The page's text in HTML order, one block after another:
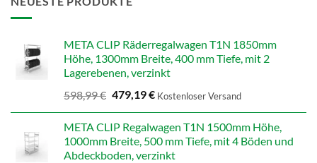
META CLIP Räderregalwagen T1N 1850mm
Höhe, 1300mm Breite, 400 mm Tiefe, mit 2
Lagerebenen, verzinkt
598,99€ Ursprünglicher
598,99 €
479,19€Aktueller
479,19 €.
Kostenloser Versand
META CLIP Regalwagen T1N 1500mm Höhe,
1000mm Breite, 500 mm Tiefe, mit 4 Böden und
Abdeckboden, verzinkt